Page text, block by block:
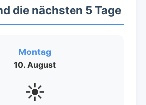
die nächsten 5 Tage
Montag
10. August
☀️